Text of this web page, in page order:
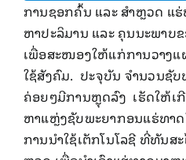
ການຊອກຄົ້ນ ​ແລະ ສໍາຫຼວດ ແ
ຫາປະລິມານ ​ແລະ ຄຸນ​ນະພາ​ບ
ເພື່ອ​ສະໜອງ​ໃຫ້​ແກ່​ການວາງ​
ໃຊ້ສັງຄົມ. ປະຈຸບັນ ຈໍານວນຊັ
ຄ່ອຍໆມີ​ການຫຼຸດລົງ ​ເຮັດໃຫ້ເ
ຫາແຫຼ່ງຊັບພະຍາກອນແຮ່ທາ
ການນໍາໃຊ້ເຕັກໂນໂລຊີ ທີ່ທັນສ